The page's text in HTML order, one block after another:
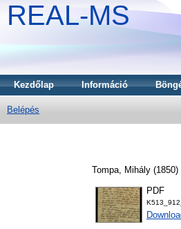
REAL-MS
Kezdőlap Információ
Belépés
Tompa, Mihály (1850)
PDF